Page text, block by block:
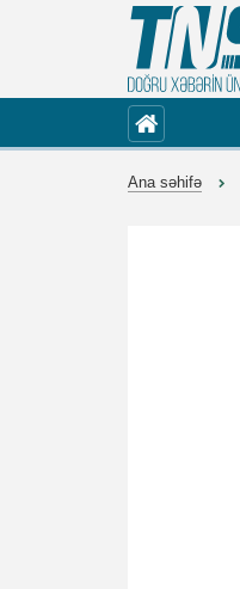
Ana səhifə